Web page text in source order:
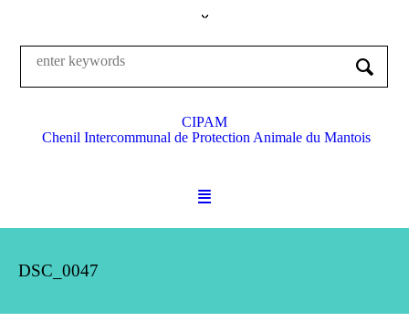
CIPAM
Chenil Intercommunal de Protection Animale du Mantois
DSC_0047